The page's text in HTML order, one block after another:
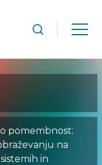
pomembnost:
na
in